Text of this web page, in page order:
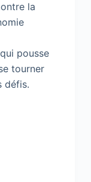
la
pousse
tourner
défis.